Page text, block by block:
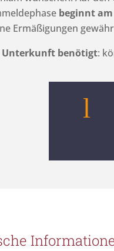
beginnt
Ermäßigungen
Unterkunft benötigt:
l